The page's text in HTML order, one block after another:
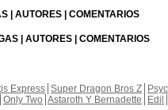
| AUTORES | COMENTARIOS
| AUTORES | COMENTARIOS
Express Super Dragon Bros Z
Only Two Astaroth Y Bernadette Edil